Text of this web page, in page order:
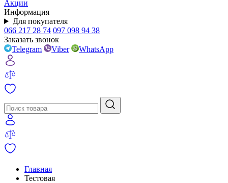
Акции
Информация
Для покупателя
066 217 28 74 097 098 94 38
Заказать звонок
Telegram
Viber WhatsApp
Главная
Тестовая